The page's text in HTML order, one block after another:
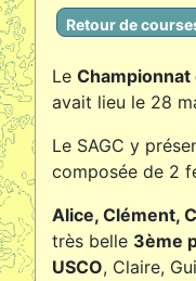
Retour de
Le Championnat
avait lieu le 28
Le SAGC y
composée de 2
Alice, Clément,
très belle 3ème
USCO, Claire,